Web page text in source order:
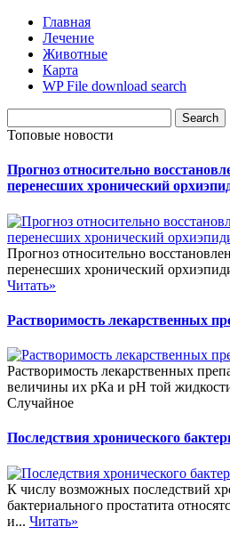
Главная
Лечение
Животные
Карта
WP File download search
Топовые новости
Прогноз относительно
перенесших хронический
Прогноз относительно
перенесших хронический
Читать»
Растворимость лекарственных
Растворимость лекарственных
величины их рКа и pH той
Случайное
Последствия хронического
К числу возможных последствий
бактериального простатита
и... Читать»